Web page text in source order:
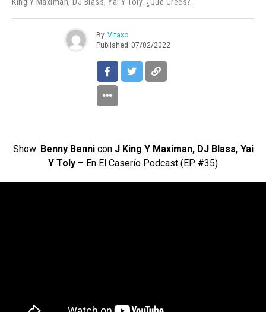
By Vitaxo
Published 07/02/2022
Show: Benny Benni con J King Y Maximan, DJ Blass, Yai
Y Toly – En El Caserío Podcast (EP #35)